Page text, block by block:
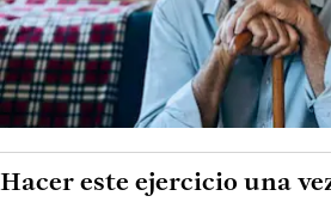
Hacer este ejercicio una